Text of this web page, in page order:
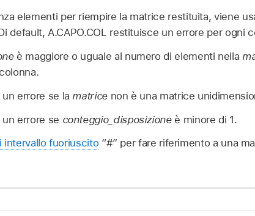
elementi per riempire la matrice restituita, viene
default, A.CAPO.COL restituisce un errore per ogni
è maggiore o uguale al numero di elementi nella
errore se la matricenon è una matrice
un errore se conteggio_disposizioneè minore di 1.
intervallo fuoriuscito“#” per fare riferimento a una